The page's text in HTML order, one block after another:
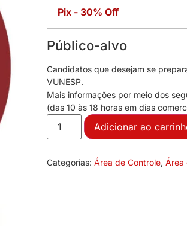
Pix - 30% Off
Público-alvo
Candidatos que desejam se
VUNESP.
Mais informações por meio dos
(das 10 às 18 horas em dias
Adicionar ao
Categorias: Área de Controle, Área